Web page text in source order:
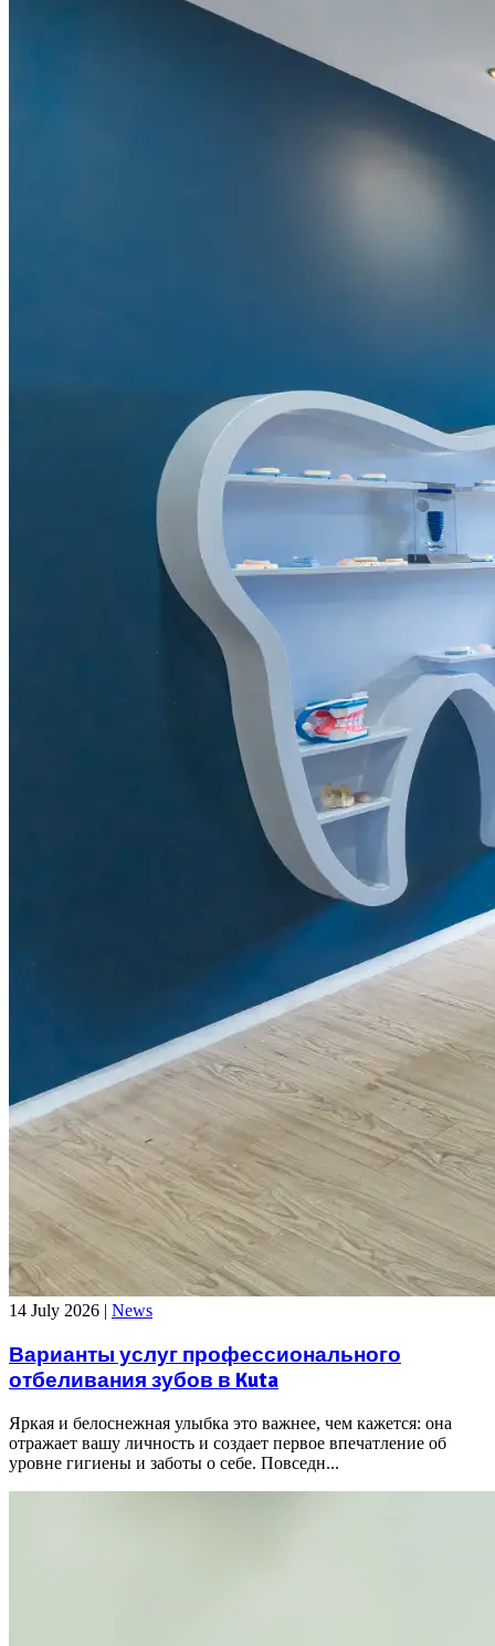
14 July 2026 | News
Варианты услуг профессионального
отбеливания зубов в Kuta
Яркая и белоснежная улыбка это важнее, чем кажется: она
отражает вашу личность и создает первое впечатление об
уровне гигиены и заботы о себе. Повседн...